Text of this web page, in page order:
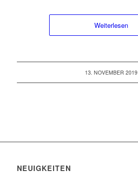
Weiterlesen
13. NOVEMBER 2019
NEUIGKEITEN